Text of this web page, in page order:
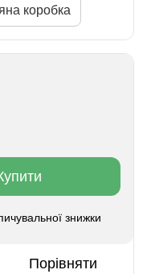
коробка
знижки
Порівняти